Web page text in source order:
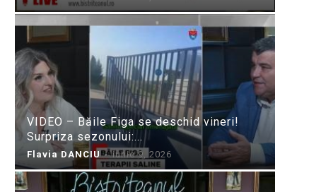
VIDEO – Băile Figa se deschid vineri!
Surpriza sezonului:...
Flavia DANCIU - iunie 9, 2026